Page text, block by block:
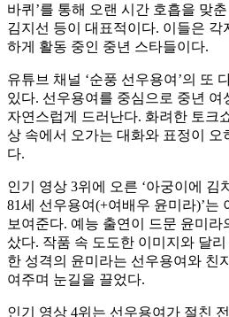
바퀴’를 통해 오랜 시간 호흡을 맞
김지선 등이 대표적이다. 이들은
하게 활동 중인 중년 스타들이다.
유튜브 채널 ‘순풍 선우용여’의 또
있다. 선우용여를 중심으로 중년 여
자연스럽게 드러난다. 화려한 토크
상 속에서 오가는 대화와 표정이 오
다.
인기 영상 3위에 오른 ‘아궁이에 김
81세 선우용여(+여배우 윤미라)’는
보여준다. 예능 출연이 드문 윤미
샀다. 작품 속 도도한 이미지와 달
한 성격의 윤미라는 선우용여와 친
여주며 눈길을 끌었다.
인기 영상 4위는 선우용여가 절친